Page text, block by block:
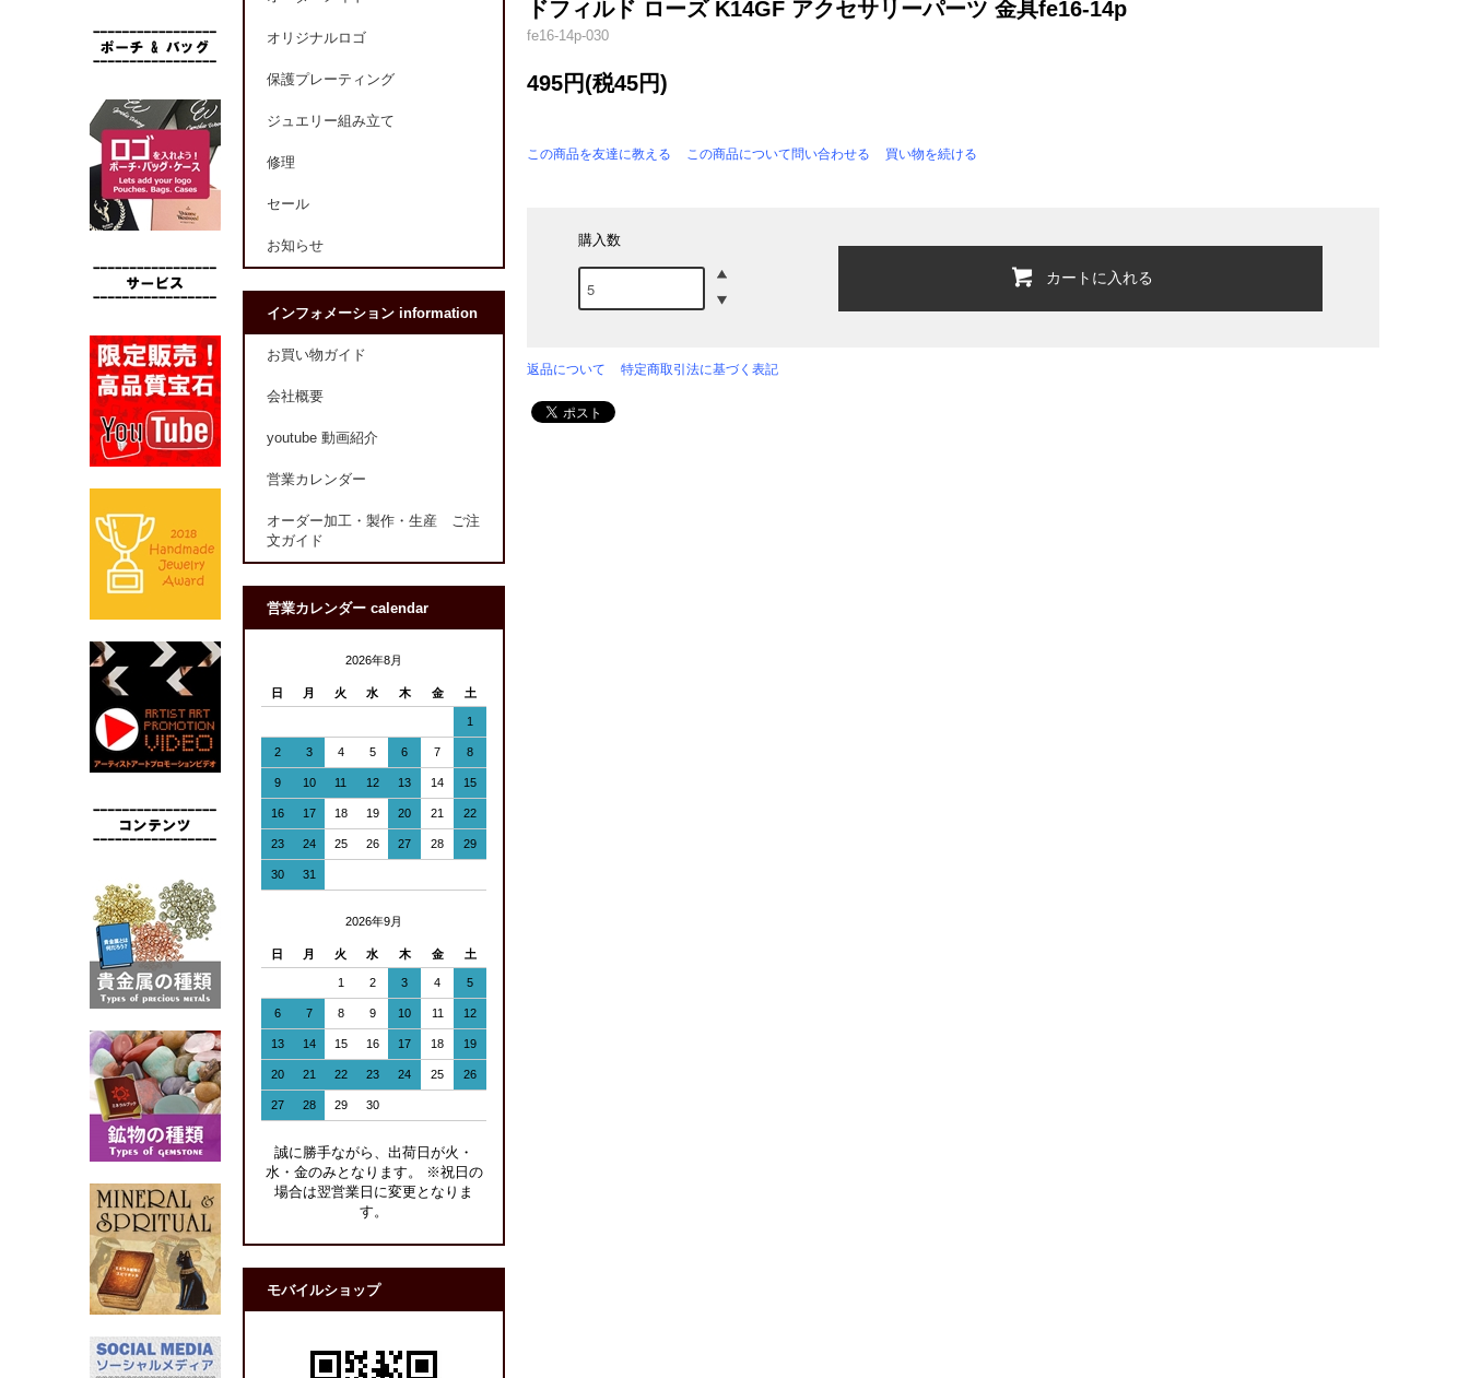
ドフィルド ローズ K14GF アクセサリーパーツ 金具fe16-14p
fe16-14p-030
495円(税45円)
この商品を友達に教える この商品について問い合わせる 買い物を続ける
購入数
カートに入れる
返品について 特定商取引法に基づく表記
オリジナルロゴ
保護プレーティング
ジュエリー組み立て
修理
セール
お知らせ
インフォメーション information
お買い物ガイド
会社概要
youtube 動画紹介
営業カレンダー
オーダー加工・製作・生産 ご注
文ガイド
営業カレンダー calendar
2026年8月
日 月 火 水 木 金 土
1
2 3 4 5 6 7 8
9 10 11 12 13 14 15
16 17 18 19 20 21 22
23 24 25 26 27 28 29
30 31
2026年9月
日 月 火 水 木 金 土
1 2 3 4 5
6 7 8 9 10 11 12
13 14 15 16 17 18 19
20 21 22 23 24 25 26
27 28 29 30
誠に勝手ながら、出荷日が火・
水・金のみとなります。 ※祝日の
場合は翌営業日に変更となりま
す。
モバイルショップ